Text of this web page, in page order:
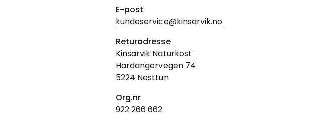
E-post
kundeservice@kinsarvik.no
Returadresse
Kinsarvik Naturkost
Hardangervegen 74
5224 Nesttun
Org.nr
922 266 662